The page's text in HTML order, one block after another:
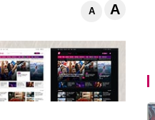
A A